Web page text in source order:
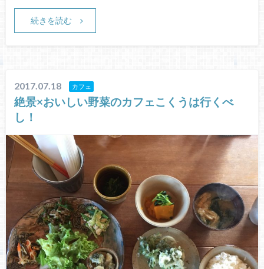
続きを読む
2017.07.18 カフェ
絶景×おいしい野菜のカフェこくうは行くべ
し！